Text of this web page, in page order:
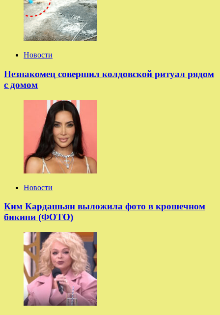
Новости
Незнакомец совершил колдовской ритуал рядом
с домом
Новости
Ким Кардашьян выложила фото в крошечном
бикини (ФОТО)